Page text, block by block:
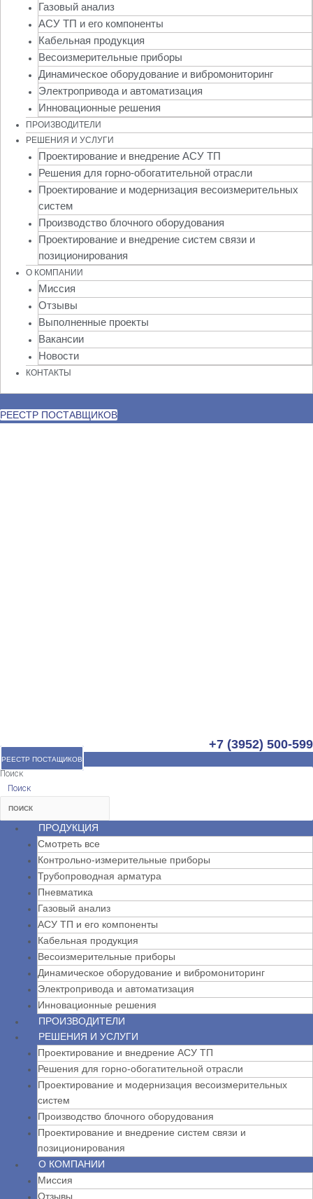
Газовый анализ
АСУ ТП и его компоненты
Кабельная продукция
Весоизмерительные приборы
Динамическое оборудование и вибромониторинг
Электропривода и автоматизация
Инновационные решения
ПРОИЗВОДИТЕЛИ
РЕШЕНИЯ И УСЛУГИ
Проектирование и внедрение АСУ ТП
Решения для горно-обогатительной отрасли
Проектирование и модернизация весоизмерительных
систем
Производство блочного оборудования
Проектирование и внедрение систем связи и
позиционирования
О КОМПАНИИ
Миссия
Отзывы
Выполненные проекты
Вакансии
Новости
КОНТАКТЫ
РЕЕСТР ПОСТАВЩИКОВ
+7 (3952) 500-599
РЕЕСТР ПОСТАЩИКОВ
Поиск
Поиск
ПРОДУКЦИЯ
Смотреть все
Контрольно-измерительные приборы
Трубопроводная арматура
Пневматика
Газовый анализ
АСУ ТП и его компоненты
Кабельная продукция
Весоизмерительные приборы
Динамическое оборудование и вибромониторинг
Электропривода и автоматизация
Инновационные решения
ПРОИЗВОДИТЕЛИ
РЕШЕНИЯ И УСЛУГИ
Проектирование и внедрение АСУ ТП
Решения для горно-обогатительной отрасли
Проектирование и модернизация весоизмерительных
систем
Производство блочного оборудования
Проектирование и внедрение систем связи и
позиционирования
О КОМПАНИИ
Миссия
Отзывы